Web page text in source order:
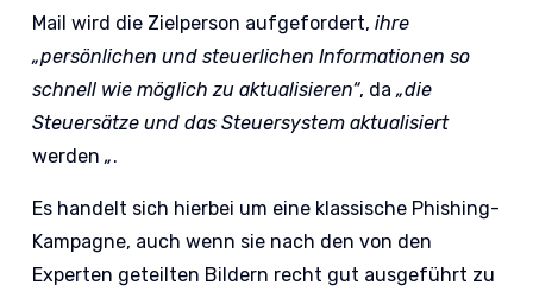
Mail wird die Zielperson aufgefordert,ihre
„persönlichen und steuerlichen Informationen so
schnell wie möglich zu aktualisieren“, da„die
Steuersätze und das Steuersystem aktualisiert
werden„.
Es handelt sich hierbei um eine klassische Phishing-
Kampagne, auch wenn sie nach den von den
Experten geteilten Bildern recht gut ausgeführt zu